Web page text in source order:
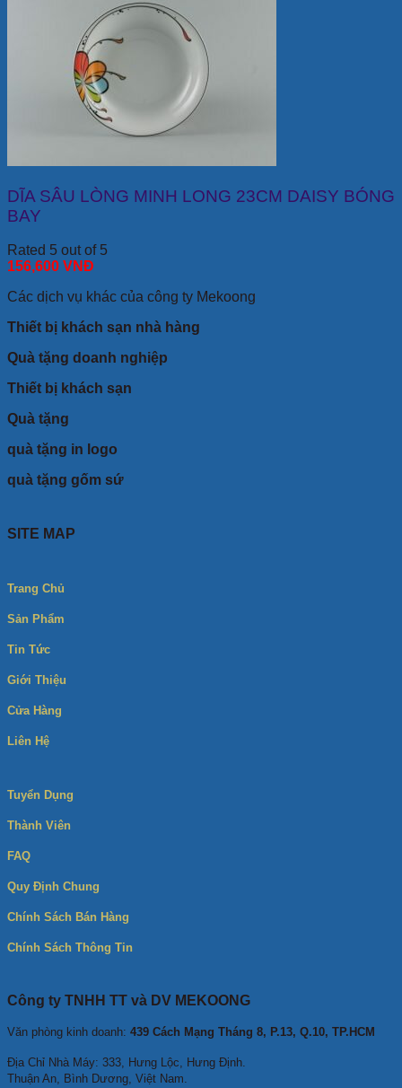
DĨA SÂU LÒNG MINH LONG 23CM DAISY BÓNG
BAY
Rated 5 out of 5
156,600 VNĐ
Các dịch vụ khác của công ty Mekoong
Thiết bị khách sạn nhà hàng
Quà tặng doanh nghiệp
Thiết bị khách sạn
Quà tặng
quà tặng in logo
quà tặng gốm sứ
SITE MAP
Trang Chủ
Sản Phẩm
Tin Tức
Giới Thiệu
Cửa Hàng
Liên Hệ
Tuyển Dụng
Thành Viên
FAQ
Quy Định Chung
Chính Sách Bán Hàng
Chính Sách Thông Tin
Công ty TNHH TT và DV MEKOONG
Văn phòng kinh doanh: 439 Cách Mạng Tháng 8, P.13, Q.10, TP.HCM
Địa Chỉ Nhà Máy: 333, Hưng Lộc, Hưng Định.
Thuận An, Bình Dương, Việt Nam.